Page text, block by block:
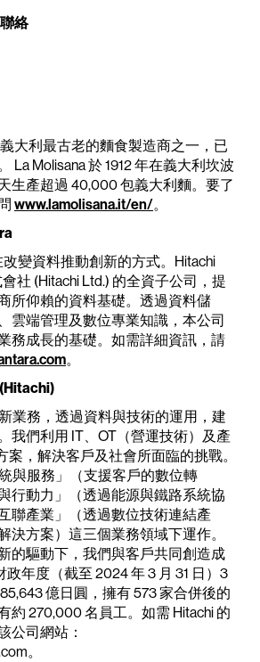
絡
大利最古老的麵食製造商之一，已
La Molisana 於 1912 年在義大利坎波
生產超過 40,000 包義大利麵。要了
www.lamolisana.it/en/。
改變資料推動創新的方式。Hitachi
社 (Hitachi Ltd.) 的全資子公司，提
所仰賴的資料基礎。透過資料儲
雲端管理及數位專業知識，本公司
務成長的基礎。如需詳細資訊，請
。
業務，透過資料與技術的運用，建
我們利用 IT、OT（營運技術）及產
案，解決客戶及社會所面臨的挑戰。
與服務」（支援客戶的數位轉
行動力」（透過能源與鐵路系統協
聯產業」（透過數位技術連結產
決方案）這三個業務領域下運作。
的驅動下，我們與客戶共同創造成
年度（截至 2024 年 3 月 31 日）3
億日圓，擁有 573 家合併後的
約 270,000 名員工。如需 Hitachi 的
公司網站：
。